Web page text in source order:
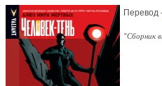
Перевод
"Сборник